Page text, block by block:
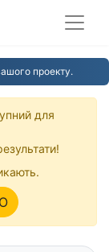
проекту.
для